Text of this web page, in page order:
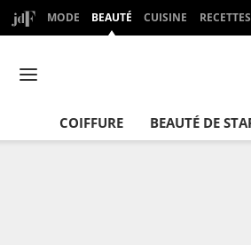
MODE BEAUTÉ CUISINE RECETTES
COIFFURE BEAUTÉ DE